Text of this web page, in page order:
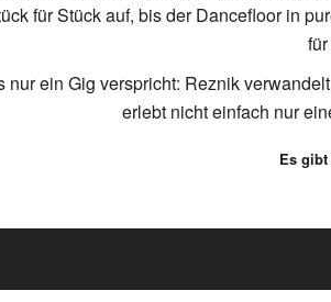
für Stück auf, bis der Dancefloor in
nur ein Gig verspricht: Reznik
erlebt nicht einfach nur
Es